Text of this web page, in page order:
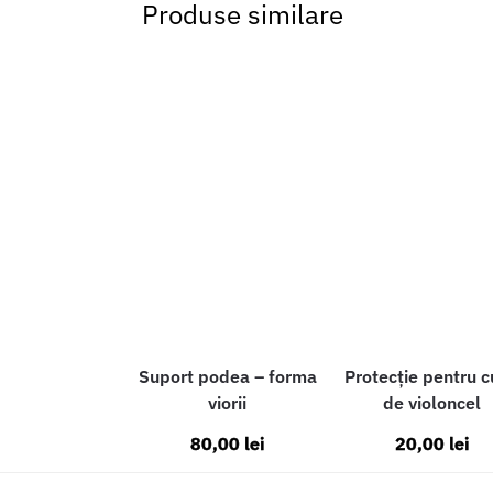
Produse similare
Suport podea – forma
viorii
80,00 lei
Protecție pentru
de violoncel
20,00 lei